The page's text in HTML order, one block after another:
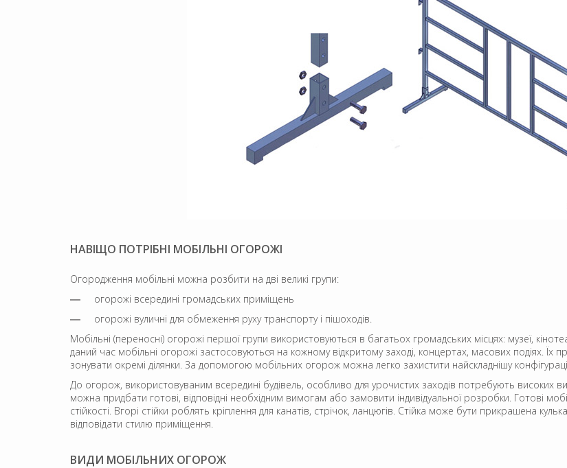
НАВІЩО ПОТРІБНІ МОБІЛЬНІ ОГОРОЖІ
Огородження мобільні можна розбити на дві великі групи:
огорожі всередині громадських приміщень
огорожі вуличні для обмеження руху транспорту і пішоходів.
Мобільні (переносні) огорожі першої групи використовуються в багатьох громадських місцях: музеї,
даний час мобільні огорожі застосовуються на кожному відкритому заході, концертах, масових подіях.
зонувати окремі ділянки. За допомогою мобільних огорож можна легко захистити найскладнішу
До огорож, використовуваним всередині будівель, особливо для урочистих заходів потребують високих
можна придбати готові, відповідні необхідним вимогам або замовити індивідуальної розробки. Готові
стійкості. Вгорі стійки роблять кріплення для канатів, стрічок, ланцюгів. Стійка може бути прикрашена
відповідати стилю приміщення.
ВИДИ МОБІЛЬНИХ ОГОРОЖ